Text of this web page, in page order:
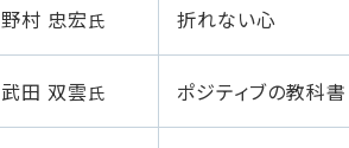
野村 忠宏氏 折れない心
武田 双雲氏 ポジティブの教科書